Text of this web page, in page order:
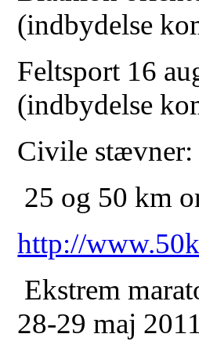
(indbydelse
Feltsport 16
(indbydelse
Civile stævner:
25 og 50 km
http://
Ekstrem
28-29 maj 2011